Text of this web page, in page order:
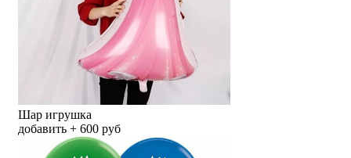
Шар игрушка
добавить + 600 руб